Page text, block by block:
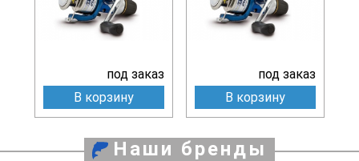
под заказ
В корзину
под заказ
В корзину
Наши бренды